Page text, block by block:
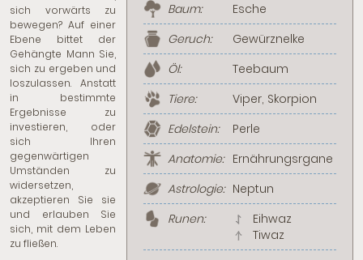
Baum:
Esche
Geruch:
Gewürznelke
Öl:
Teebaum
Tiere:
Viper, Skorpion
Edelstein:
Perle
Anatomie: Ernährungsrgane
Astrologie: Neptun
Runen:
Eihwaz
Tiwaz
sich vorwärts zu
bewegen? Auf einer
Ebene bittet der
Gehängte Mann Sie,
sich zu ergeben und
loszulassen. Anstatt
in bestimmte
Ergebnisse zu
investieren, oder
sich Ihren
gegenwärtigen
Umständen zu
widersetzen,
akzeptieren Sie sie
und erlauben Sie
sich, mit dem Leben
zu fließen.